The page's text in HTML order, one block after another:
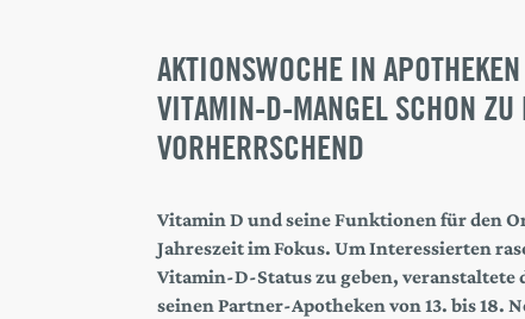
AKTIONSWOCHE IN
VITAMIN-D-MANGEL SCHON
VORHERRSCHEND
Vitamin D und seine Funktionen für den
Jahreszeit im Fokus. Um Interessierten
Vitamin-D-Status zu geben, veranstaltete
seinen Partner-Apotheken von 13. bis 18.